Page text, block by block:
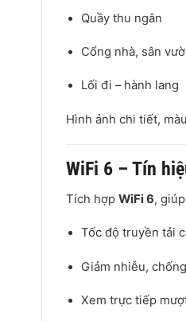
Quầy thu ngân
Cổng nhà, sân
Lối đi – hành lang
Hình ảnh chi tiết,
WiFi 6 – Tín
Tích hợp WiFi 6,
Tốc độ truyền tải
Giảm nhiễu,
Xem trực tiếp